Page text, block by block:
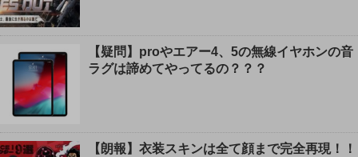
【疑問】proやエアー4、5の無線イヤホンの音
ラグは諦めてやってるの？？？
【朗報】衣装スキンは全て顔まで完全再現！！